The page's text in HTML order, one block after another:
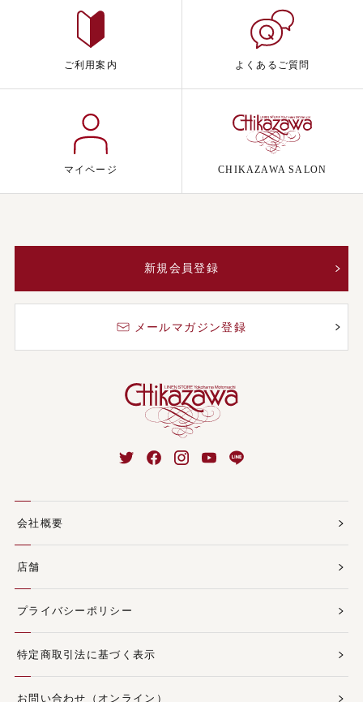
ご利用案内 よくあるご質問
マイページ CHIKAZAWA SALON
新規会員登録
メールマガジン登録
会社概要
店舗
プライバシーポリシー
特定商取引法に基づく表示
お問い合わせ（オンライン）